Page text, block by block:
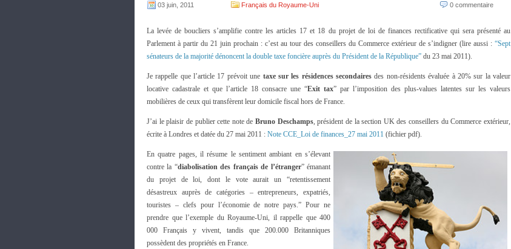
03 juin, 2011 Français du Royaume-Uni 0 commentaire
La levée de boucliers s’amplifie contre les articles 17 et 18 du projet de loi de finances rectificative qui sera présenté au
Parlement à partir du 21 juin prochain : c’est au tour des conseillers du Commerce extérieur de s’indigner (lire aussi : “Sept
sénateurs de la majorité dénoncent la double taxe foncière auprès du Président de la République” du 23 mai 2011).
Je rappelle que l’article 17 prévoit une taxe sur les résidences secondaires des non-résidents évaluée à 20% sur la valeur
locative cadastrale et que l’article 18 consacre une “Exit tax” par l’imposition des plus-values latentes sur les valeurs
mobilières de ceux qui transfèrent leur domicile fiscal hors de France.
J’ai le plaisir de publier cette note deBruno Deschamps, président de la section UK des conseillers du Commerce extérieur,
écrite à Londres et datée du 27 mai 2011 : Note CCE_Loi de finances_27 mai 2011 (fichier pdf).
En quatre pages, il résume le sentiment ambiant en s’élevant
contre la “diabolisation des français de l’étranger” émanant
du projet de loi, dont le vote aurait un “retentissement
désastreux auprès de catégories – entrepreneurs, expatriés,
touristes – clefs pour l’économie de notre pays.” Pour ne
prendre que l’exemple du Royaume-Uni, il rappelle que 400
000 Français y vivent, tandis que 200.000 Britanniques
possèdent des propriétés en France.